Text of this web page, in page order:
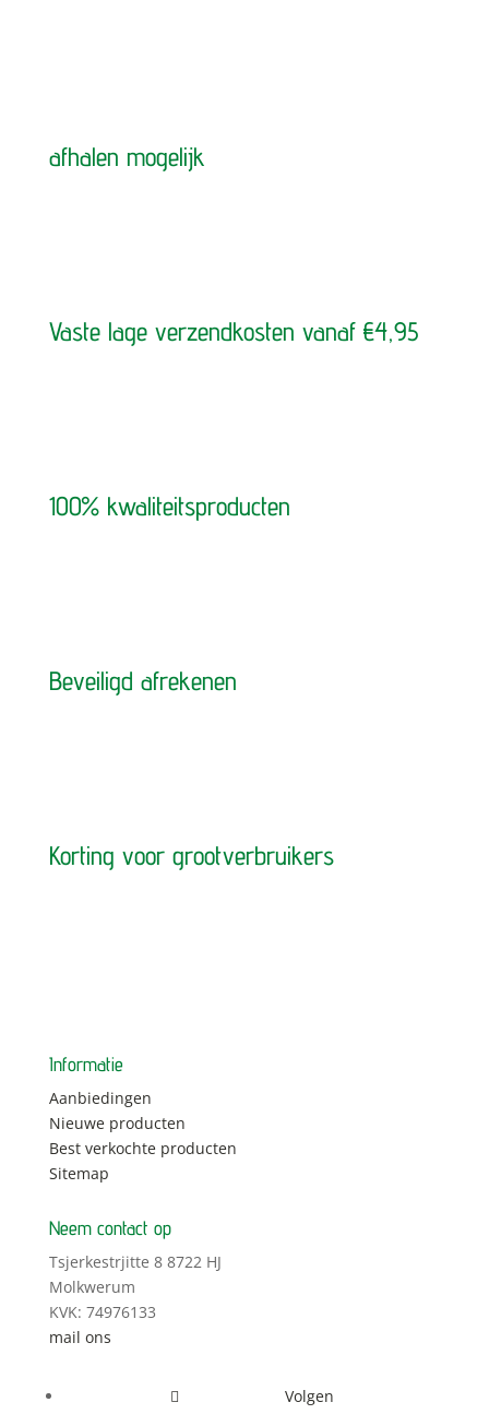
afhalen mogelijk
Vaste lage verzendkosten vanaf €4,95
100% kwaliteitsproducten
Beveiligd afrekenen
Korting voor grootverbruikers
Informatie
Aanbiedingen
Nieuwe producten
Best verkochte producten
Sitemap
Neem contact op
Tsjerkestrjitte 8 8722 HJ
Molkwerum
KVK: 74976133
mail ons
Volgen